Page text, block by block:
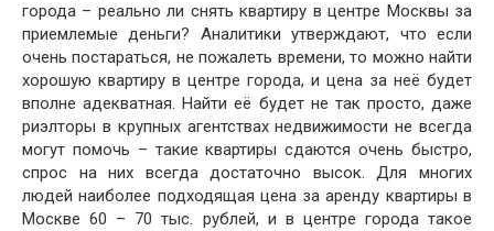
города – реально ли снять квартиру в центре Москвы за
приемлемые деньги? Аналитики утверждают, что если
очень постараться, не пожалеть времени, то можно найти
хорошую квартиру в центре города, и цена за неё будет
вполне адекватная. Найти её будет не так просто, даже
риэлторы в крупных агентствах недвижимости не всегда
могут помочь – такие квартиры сдаются очень быстро,
спрос на них всегда достаточно высок. Для многих
людей наиболее подходящая цена за аренду квартиры в
Москве 60 – 70 тыс. рублей, и в центре города такое